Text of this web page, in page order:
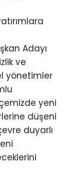
Adayı
ve
yönetimler
yeni
düşeni
duyarlı